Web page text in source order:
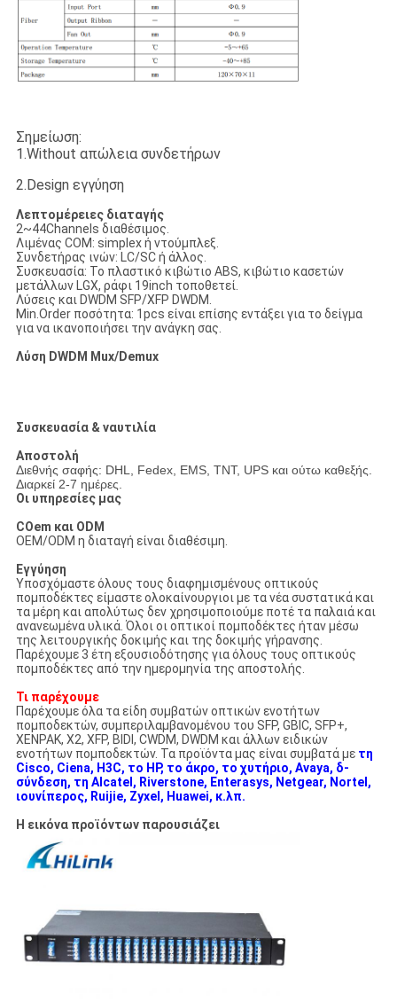
Σημείωση:
1.Without απώλεια συνδετήρων
2.Design εγγύηση
Λεπτομέρειες διαταγής
2~44Channels διαθέσιμος.
Λιμένας COM: simplex ή ντούμπλεξ.
Συνδετήρας ινών: LC/SC ή άλλος.
Συσκευασία: Το πλαστικό κιβώτιο ABS, κιβώτιο κασετών
μετάλλων LGX, ράφι 19inch τοποθετεί.
Λύσεις και DWDM SFP/XFP DWDM.
Min.Order ποσότητα: 1pcs είναι επίσης εντάξει για το δείγμα
για να ικανοποιήσει την ανάγκη σας.
Λύση DWDM Mux/Demux
Συσκευασία & ναυτιλία
Αποστολή
Διεθνής σαφής: DHL, Fedex, EMS, TNT, UPS και ούτω καθεξής.
Διαρκεί 2-7 ημέρες.
Οι υπηρεσίες μας
COem και ODM
OEM/ODM η διαταγή είναι διαθέσιμη.
Εγγύηση
Υποσχόμαστε όλους τους διαφημισμένους οπτικούς
πομποδέκτες είμαστε ολοκαίνουργιοι με τα νέα συστατικά και
τα μέρη και απολύτως δεν χρησιμοποιούμε ποτέ τα παλαιά και
ανανεωμένα υλικά. Όλοι οι οπτικοί πομποδέκτες ήταν μέσω
της λειτουργικής δοκιμής και της δοκιμής γήρανσης.
Παρέχουμε 3 έτη εξουσιοδότησης για όλους τους οπτικούς
πομποδέκτες από την ημερομηνία της αποστολής.
Τι παρέχουμε
Παρέχουμε όλα τα είδη συμβατών οπτικών ενοτήτων
πομποδεκτών, συμπεριλαμβανομένου του SFP, GBIC, SFP+,
XENPAK, X2, XFP, BIDI, CWDM, DWDM και άλλων ειδικών
ενοτήτων πομποδεκτών. Τα προϊόντα μας είναι συμβατά με τη
Cisco, Ciena, H3C, το HP, το άκρο, το χυτήριο, Avaya, δ-
σύνδεση, τη Alcatel, Riverstone, Enterasys, Netgear, Nortel,
ιουνίπερος, Ruijie, Zyxel, Huawei, κ.λπ.
Η εικόνα προϊόντων παρουσιάζει